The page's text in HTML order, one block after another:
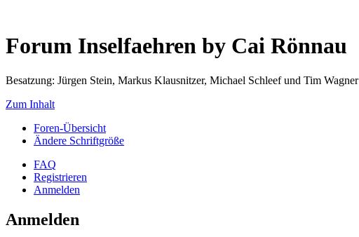
Forum Inselfaehren by Cai Rönnau
Besatzung: Jürgen Stein, Markus Klausnitzer, Michael Schleef und Tim Wagner
Zum Inhalt
Foren-Übersicht
Ändere Schriftgröße
FAQ
Registrieren
Anmelden
Anmelden